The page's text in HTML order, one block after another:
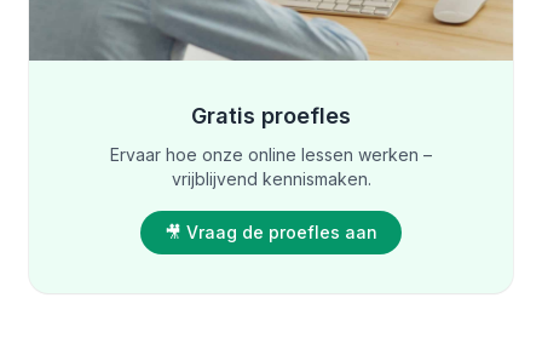
Gratis proefles
Ervaar hoe onze online lessen werken –
vrijblijvend kennismaken.
🎥 Vraag de proefles aan